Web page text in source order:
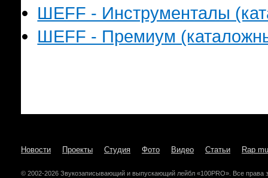
ШЕFF - Инструменталы
ШЕFF - Премиум
Новости Проекты Студия Фото Видео Статьи Rap
© 2002-2026 Звукозаписывающий и выпускающий лейбл «100PRO». Все